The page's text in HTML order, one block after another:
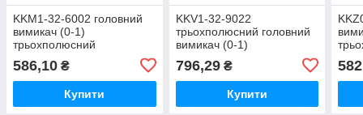
KKM1-32-6002 головний
вимикач (0-1)
трьохполюсний
586,10 ₴
Купити
KKV1-32-9022
трьохполюсний головний
вимикач (0-1)
796,29₴
Купити